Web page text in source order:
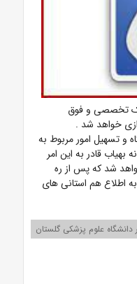
تخصصی و فوق
خواهد شد .
و تسهیل امور مربوط به
بهیاب قادر به این امر
شد که پس از ره
اطلاع هم استانی های
علوم پزشکی گلستان